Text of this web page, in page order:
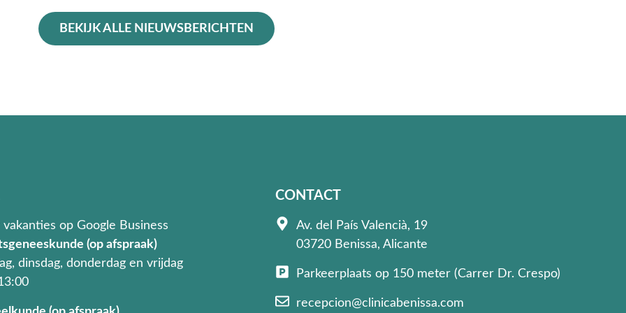
BEKIJK ALLE NIEUWSBERICHTEN
op Google Business
(op afspraak)
dinsdag, donderdag en vrijdag
CONTACT
Av. del País Valencià, 19
03720 Benissa, Alicante
Parkeerplaats op 150 meter (Carrer Dr. Crespo)
recepcion@clinicabenissa.com